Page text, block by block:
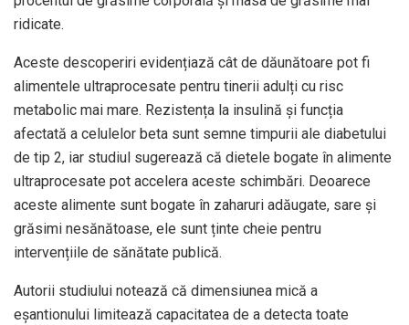
ridicate.
Aceste descoperiri evidențiază cât de dăunătoare pot fi
alimentele ultraprocesate pentru tinerii adulți cu risc
metabolic mai mare. Rezistența la insulină și funcția
afectată a celulelor beta sunt semne timpurii ale diabetului
de tip 2, iar studiul sugerează că dietele bogate în alimente
ultraprocesate pot accelera aceste schimbări. Deoarece
aceste alimente sunt bogate în zaharuri adăugate, sare și
grăsimi nesănătoase, ele sunt ținte cheie pentru
intervențiile de sănătate publică.
Autorii studiului notează că dimensiunea mică a
eșantionului limitează capacitatea de a detecta toate